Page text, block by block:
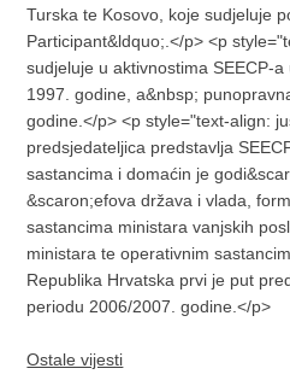
Turska te Kosovo, koje sudjeluje
Participant&ldquo;.</p> <p
sudjeluje u aktivnostima SEECP-
1997. godine, a&nbsp;
godine.</p> <p style="text-align:
predsjedateljica predstavlja
sastancima i domaćin je
&scaron;efova država i vlada,
sastancima ministara vanjskih
ministara te operativnim
Republika Hrvatska prvi je put
periodu 2006/2007. godine.</p>
Ostale vijesti